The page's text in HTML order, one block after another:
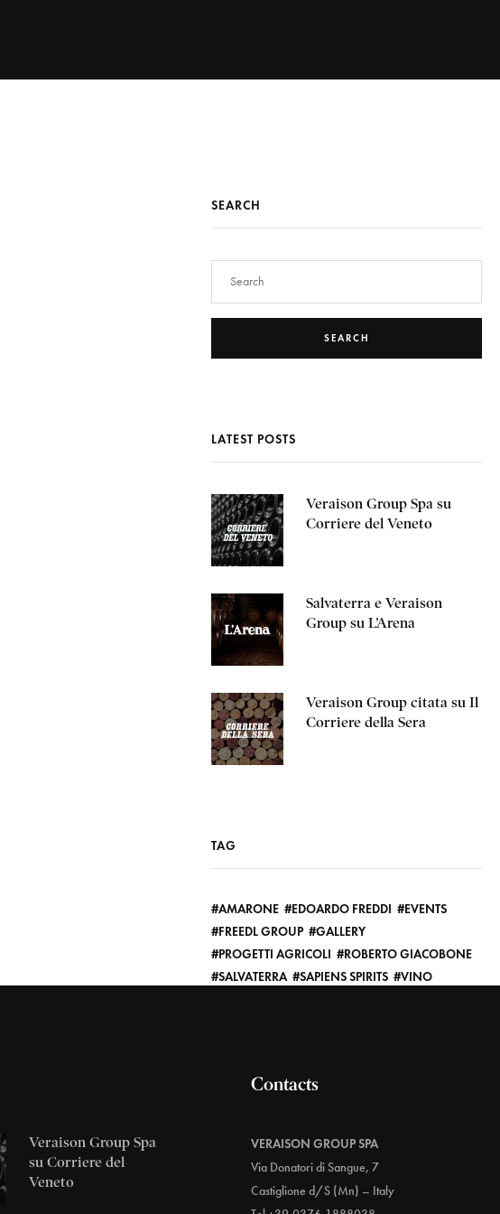
SEARCH
SEARCH
LATEST POSTS
Veraison Group Spa su
Corriere del Veneto
Salvaterra e Veraison
Group su L’Arena
Veraison Group citata su Il
Corriere della Sera
TAG
AMARONE EDOARDO FREDDI
EVENTS
FREEDL GROUP
GALLERY
PROGETTI AGRICOLI
ROBERTO GIACOBONE
SALVATERRA
SAPIENS SPIRITS VINO
Veraison Group Spa
su Corriere del
Veneto
Contacts
VERAISON GROUP SPA
Via Donatori di Sangue, 7
Castiglione d/S (Mn) – Italy